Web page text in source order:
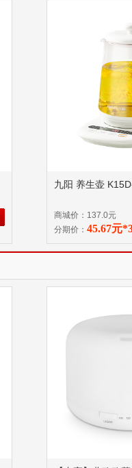
九阳 养生壶
商城价：137.0元
分期价： 45.67元